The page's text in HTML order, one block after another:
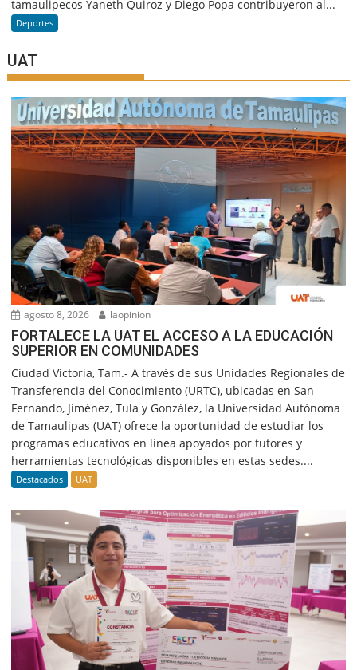
tamaulipecos Yaneth Quiroz y Diego Popa contribuyeron al...
Deportes
UAT
agosto 8, 2026 laopinion
FORTALECE LA UAT EL ACCESO A LA EDUCACIÓN
SUPERIOR EN COMUNIDADES
Ciudad Victoria, Tam.- A través de sus Unidades Regionales de
Transferencia del Conocimiento (URTC), ubicadas en San
Fernando, Jiménez, Tula y González, la Universidad Autónoma
de Tamaulipas (UAT) ofrece la oportunidad de estudiar los
programas educativos en línea apoyados por tutores y
herramientas tecnológicas disponibles en estas sedes....
Destacados UAT